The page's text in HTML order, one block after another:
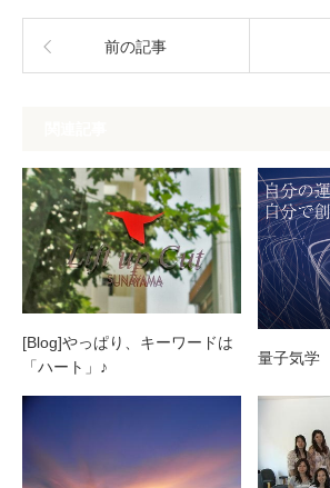
前の記事
[Blog]やっぱり、キーワードは
「ハート」♪
量子気学